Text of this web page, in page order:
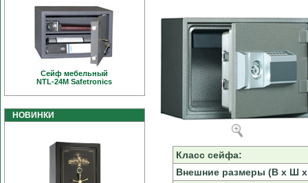
Сейф мебельный
NTL-24M Safetronics
НОВИНКИ
Класс сейфа:
Внешние размеры (В х Ш